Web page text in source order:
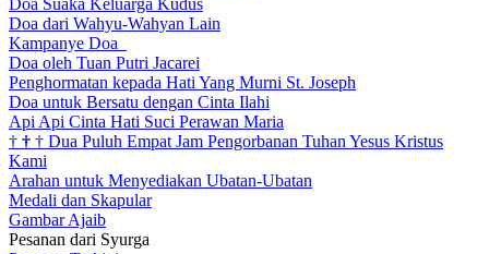
Doa dari Wahyu-Wahyan Lain
Kampanye Doa
Doa oleh Tuan Putri Jacarei
Penghormatan kepada Hati Yang Murni St. Joseph
Doa untuk Bersatu dengan Cinta Ilahi
Api Api Cinta Hati Suci Perawan Maria
† † † Dua Puluh Empat Jam Pengorbanan Tuhan Yesus Kristus
Kami
Arahan untuk Menyediakan Ubatan-Ubatan
Medali dan Skapular
Gambar Ajaib
Pesanan dari Syurga